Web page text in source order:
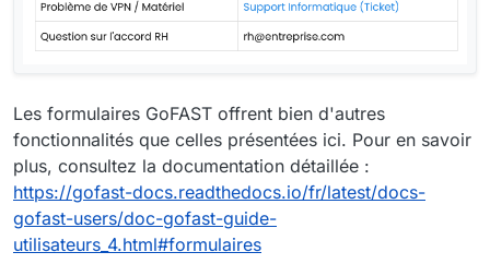
Les formulaires GoFAST offrent bien d'autres
fonctionnalités que celles présentées ici. Pour en savoir
plus, consultez la documentation détaillée :
https://gofast-docs.readthedocs.io/fr/latest/docs-
gofast-users/doc-gofast-guide-
utilisateurs_4.html#formulaires